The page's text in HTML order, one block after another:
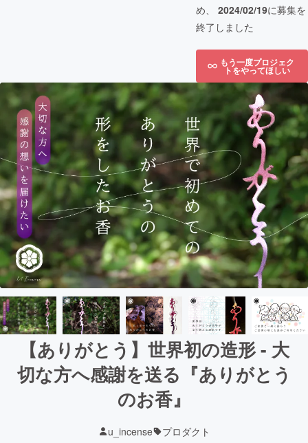
め、 2024/02/19に募集を
終了しました
もう一度プロジェク
トをやってほしい
【ありがとう】世界初の造形 - 大
切な方へ感謝を送る『ありがとう
のお香』
u_incense プロダクト